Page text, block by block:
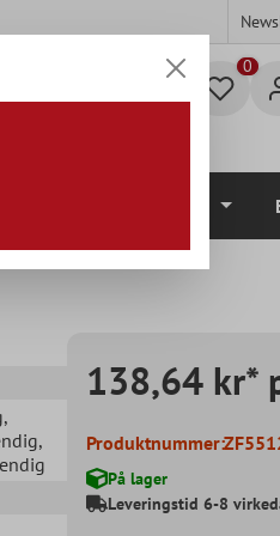
,
,
138,64 kr*
Produktnummer:
På lager
Leveringstid 6-8